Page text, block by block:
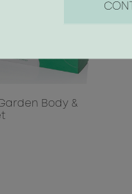
Body &